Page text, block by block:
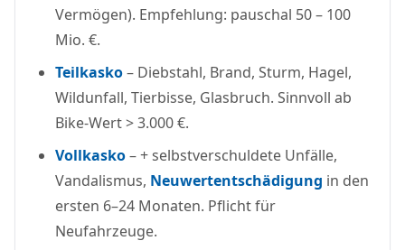
Vermögen). Empfehlung: pauschal 50 – 100
Mio. €.
Teilkasko– Diebstahl, Brand, Sturm, Hagel,
Wildunfall, Tierbisse, Glasbruch. Sinnvoll ab
Bike-Wert > 3.000 €.
Vollkasko– + selbstverschuldete Unfälle,
Vandalismus, Neuwertentschädigung in den
ersten 6–24 Monaten. Pflicht für
Neufahrzeuge.